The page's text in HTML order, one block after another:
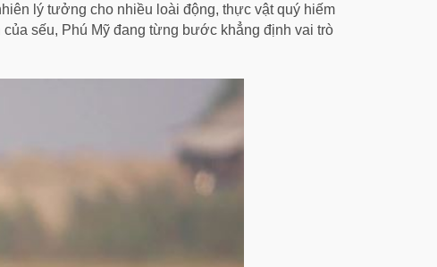
lý tưởng cho nhiều loài động, thực vật quý hiếm
sếu, Phú Mỹ đang từng bước khẳng định vai trò